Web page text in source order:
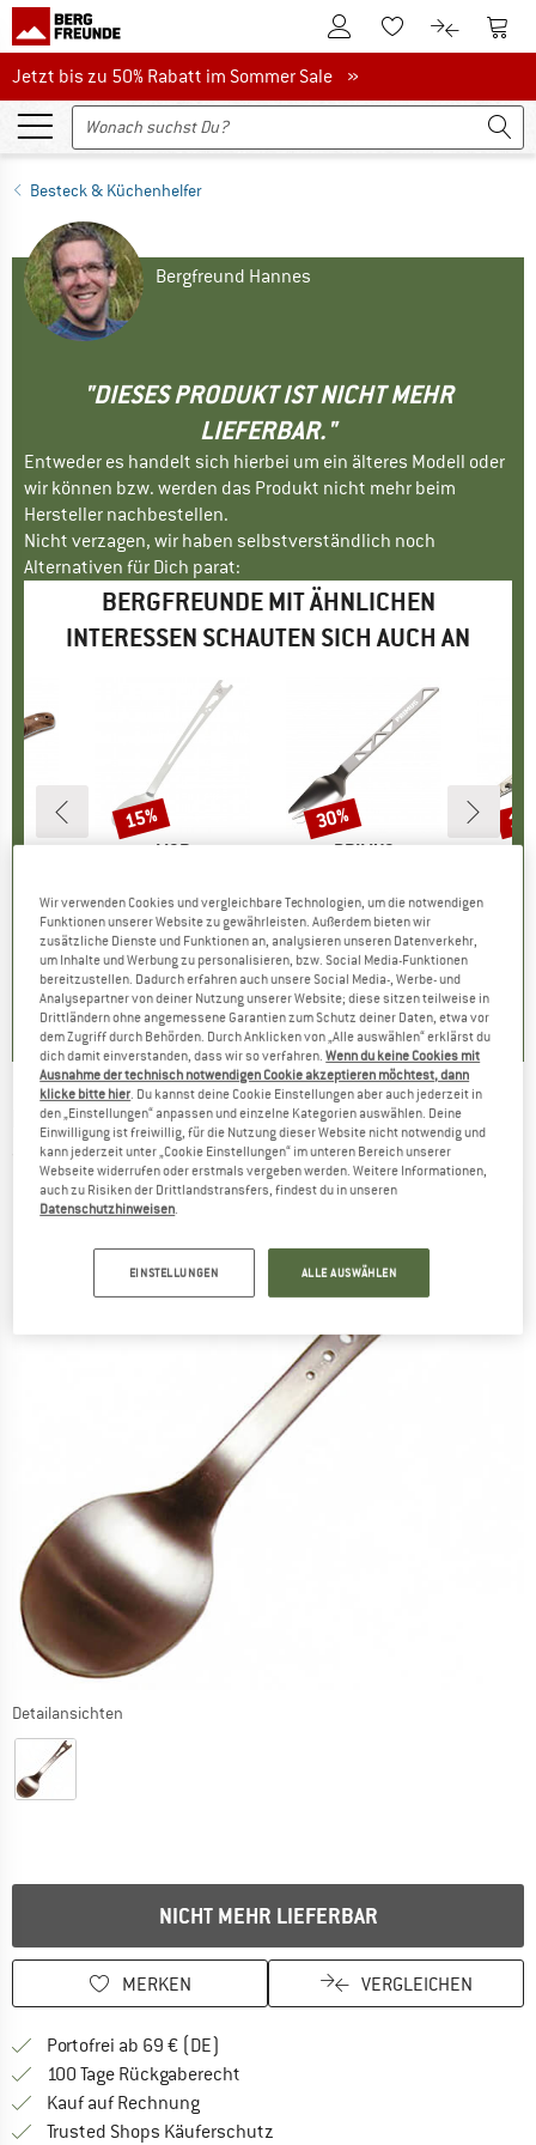
Zum KundenkontoZum Merkzettel.
Zum Zum
Jetzt bis zu 50% Rabatt im Sommer Sale
Jetzt bis zu 50% Rabatt im Sommer Sale »
Besteck & Küchenhelfer
Bergfreund Hannes
"DIESES PRODUKT IST NICHT MEHR
LIEFERBAR."
Entweder es handelt sich hierbei um ein älteres Modell oder
wir können bzw. werden das Produkt nicht mehr beim
Hersteller nachbestellen.
Nicht verzagen, wir haben selbstverständlich noch
Alternativen für Dich parat:
BERGFREUNDE MIT ÄHNLICHEN
INTERESSEN SCHAUTEN SICH AUCH AN
Preis
€
MARKE
MSR
Preis
15,95 €reduzierter Preis
13,56 €
5,0(2)
Rabatt
15%
MARKE
PRIMUS
Preis
16,95 €reduzierter Preis
11,87 €
3,0(1)
Rabatt
30%
MSR -Alpine Tool Spoon
(0)
Detailansichten
NICHT MEHR LIEFERBAR
MERKEN VERGLEICHEN
Portofrei ab 69 € (DE)
100 Tage Rückgaberecht
Kauf auf RechnungFinde die Zahlungs-Infos hier! Öffnet
Trusted Shops Käuferschutz
Wir verwenden Cookies und vergleichbare Technologien, um die notwendigen
Funktionen unserer Website zu gewährleisten. Außerdem bieten wir
zusätzliche Dienste und Funktionen an, analysieren unseren Datenverkehr,
um Inhalte und Werbung zu personalisieren, bzw. Social Media-Funktionen
bereitzustellen. Dadurch erfahren auch unsere Social Media-, Werbe- und
Analysepartner von deiner Nutzung unserer Website; diese sitzen teilweise in
Drittländern ohne angemessene Garantien zum Schutz deiner Daten, etwa vor
dem Zugriff durch Behörden. Durch Anklicken von „Alle auswählen“ erklärst du
dich damit einverstanden, dass wir so verfahren.Wenn du keine Cookies mit
Ausnahme der technisch notwendigen Cookie akzeptieren möchtest, dann
klicke bitte hier . Du kannst deine Cookie Einstellungen aber auch jederzeit in
den „Einstellungen“ anpassen und einzelne Kategorien auswählen. Deine
Einwilligung ist freiwillig, für die Nutzung dieser Website nicht notwendig und
kann jederzeit unter „Cookie Einstellungen“ im unteren Bereich unserer
Webseite widerrufen oder erstmals vergeben werden. Weitere Informationen,
auch zu Risiken der Drittlandstransfers, findest du in unseren
Datenschutzhinweisen
EINSTELLUNGEN ALLE AUSWÄHLEN